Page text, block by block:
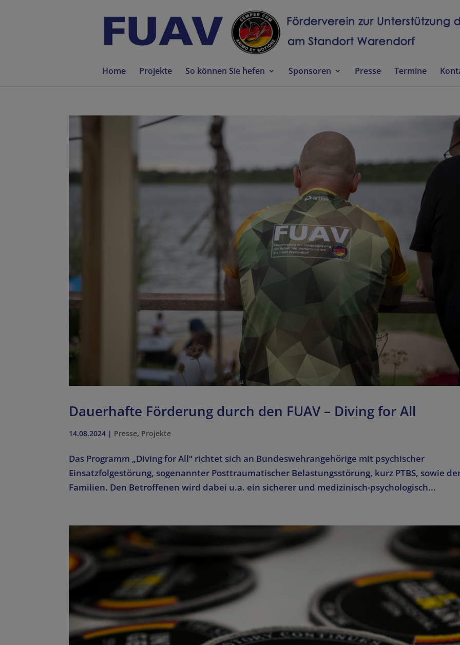
Home Projekte So können Sie hefen Sponsoren Presse Termine
Dauerhafte Förderung durch den FUAV – Diving for All
14.08.2024 | Presse, Projekte
Das Programm „Diving for All“ richtet sich an Bundeswehrangehörige mit psychischer
Einsatzfolgestörung, sogenannter Posttraumatischer Belastungsstörung, kurz PTBS, sowie
Familien. Den Betroffenen wird dabei u.a. ein sicherer und medizinisch-psychologisch...